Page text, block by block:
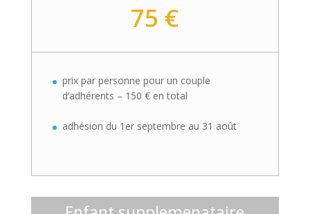
75 €
prix par personne pour un couple
d’adhérents – 150 € en total
adhésion du 1er septembre au 31 août